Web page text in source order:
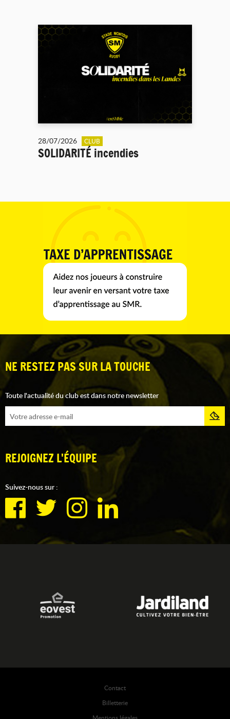
28/07/2026 CLUB
SOLIDARITÉ incendies
NE RESTEZ PAS SUR LA TOUCHE
Toute l'actualité du club est dans notre newsletter
REJOIGNEZ L'ÉQUIPE
Suivez-nous sur :
Contact
Billetterie